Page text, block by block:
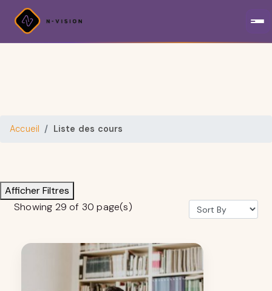
Accueil Liste des cours
Afficher Filtres
Showing 29 of 30 page(s)